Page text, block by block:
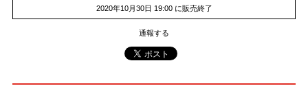
2020年10月30日 19:00 に販売終了
通報する